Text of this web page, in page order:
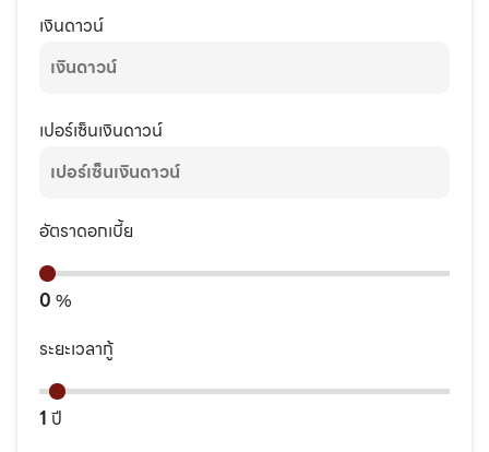
เงินดาวน์
เปอร์เซ็นเงินดาวน์
อัตราดอกเบี้ย
0 %
ระยะเวลากู้
1 ปี